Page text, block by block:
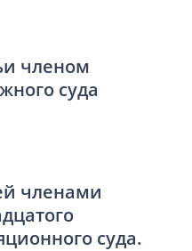
членом
суда
членами
суда.